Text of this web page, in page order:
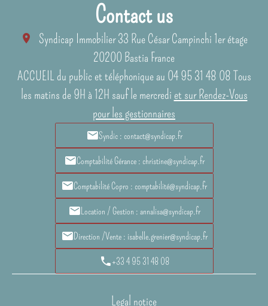
Contact us
Syndicap Immobilier33 Rue César Campinchi 1er étage
20200 Bastia France
ACCUEIL du public et téléphonique au 04 95 31 48 08 Tous
les matins de 9H à 12H sauf le mercredi et sur Rendez-Vous
pour les gestionnaires
Syndic : contact@syndicap.fr
Comptabilité Gérance : christine@syndicap.fr
Comptabilité Copro : comptabilité@syndicap.fr
Location / Gestion : annalisa@syndicap.fr
Direction /Vente : isabelle.grenier@syndicap.fr
+33 4 95 31 48 08
Legal notice